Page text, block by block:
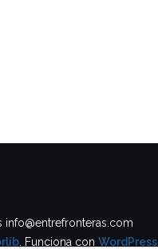
info@entrefronteras.com
. Funciona con WordPress